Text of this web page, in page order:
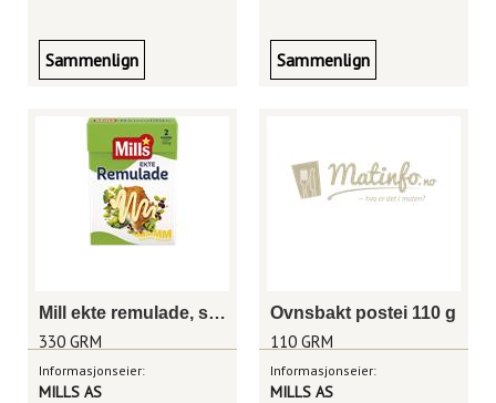
Sammenlign Sammenlign
Mill ekte remulade, sjaktel 330g
330 GRM
Informasjonseier:
MILLS AS
Ovnsbakt postei 110 g
110 GRM
Informasjonseier:
MILLS AS